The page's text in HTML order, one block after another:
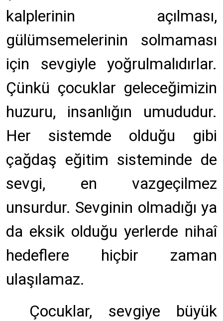
kalplerinin açılması,
gülümsemelerinin solmaması
için sevgiyle yoğrulmalıdırlar.
Çünkü çocuklar geleceğimizin
huzuru, insanlığın umududur.
Her sistemde olduğu gibi
çağdaş eğitim sisteminde de
sevgi, en vazgeçilmez
unsurdur. Sevginin olmadığı ya
da eksik olduğu yerlerde nihaî
hedeflere hiçbir zaman
ulaşılamaz.
Çocuklar, sevgiye büyük